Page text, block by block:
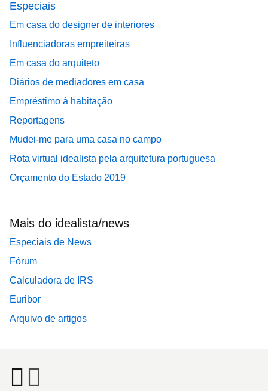
Especiais
Em casa do designer de interiores
Influenciadoras empreiteiras
Em casa do arquiteto
Diários de mediadores em casa
Empréstimo à habitação
Reportagens
Mudei-me para uma casa no campo
Rota virtual idealista pela arquitetura portuguesa
Orçamento do Estado 2019
Mais do idealista/news
Especiais de News
Fórum
Calculadora de IRS
Euribor
Arquivo de artigos